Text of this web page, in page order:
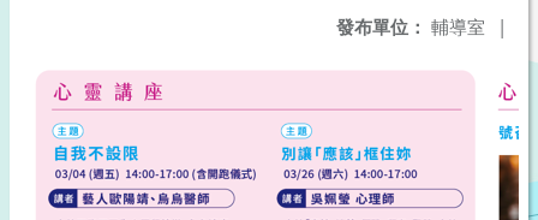
發布單位： 輔導室 |